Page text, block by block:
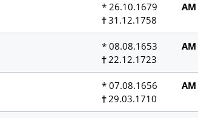
* 26.10.1679
31.12.1758
AM
* 08.08.1653
22.12.1723
AM
* 07.08.1656
29.03.1710
AM